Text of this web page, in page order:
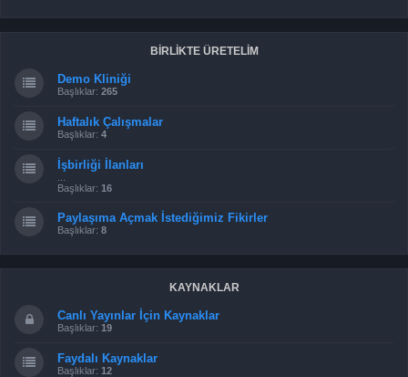
BİRLİKTE ÜRETELİM
Demo Kliniği
Başlıklar: 265
Haftalık Çalışmalar
Başlıklar: 4
İşbirliği İlanları
Başlıklar: 16
Paylaşıma Açmak İstediğimiz Fikirler
Başlıklar: 8
KAYNAKLAR
Canlı Yayınlar İçin Kaynaklar
Başlıklar: 19
Faydalı Kaynaklar
Başlıklar: 12